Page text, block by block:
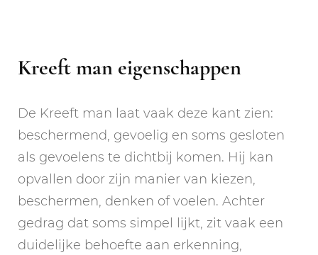
Kreeft man eigenschappen
De Kreeft man laat vaak deze kant zien:
beschermend, gevoelig en soms gesloten
als gevoelens te dichtbij komen. Hij kan
opvallen door zijn manier van kiezen,
beschermen, denken of voelen. Achter
gedrag dat soms simpel lijkt, zit vaak een
duidelijke behoefte aan erkenning,